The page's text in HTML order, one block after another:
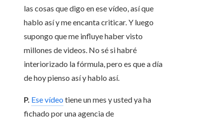
las cosas que digo en ese vídeo, así que
hablo así y me encanta criticar. Y luego
supongo que me influye haber visto
millones de videos. No sé si habré
interiorizado la fórmula, pero es que a día
de hoy pienso así y hablo así.
P. Ese vídeo tiene un mes y usted ya ha
fichado por una agencia de